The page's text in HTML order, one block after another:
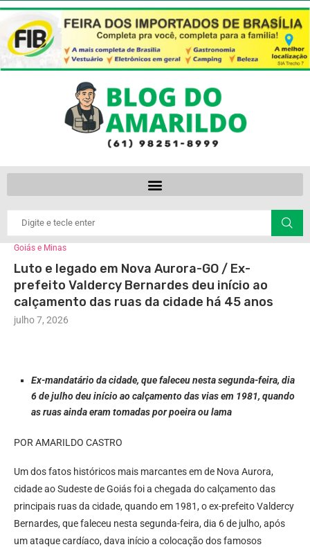
Goiás e Minas
Luto e legado em Nova Aurora-GO / Ex-
prefeito Valdercy Bernardes deu início ao
calçamento das ruas da cidade há 45 anos
julho 7, 2026
Ex-mandatário da cidade, que faleceu nesta segunda-feira, dia
6 de julho deu início ao calçamento das vias em 1981, quando
as ruas ainda eram tomadas por poeira ou lama
POR AMARILDO CASTRO
Um dos fatos históricos mais marcantes em de Nova Aurora,
cidade ao Sudeste de Goiás foi a chegada do calçamento das
principais ruas da cidade, quando em 1981, o ex-prefeito Valdercy
Bernardes, que faleceu nesta segunda-feira, dia 6 de julho, após
um ataque cardíaco, dava início a colocação dos famosos